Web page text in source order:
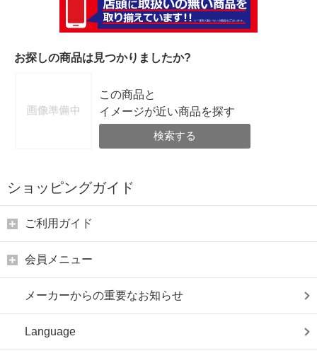
お探しの商品は見つかりましたか?
この商品と
イメージが近い商品を探す
検索する
ショッピングガイド
ご利用ガイド
会員メニュー
メーカーからの重要なお知らせ
Language